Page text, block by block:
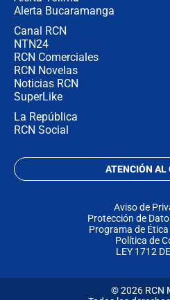
Alerta Bucaramanga
Canal RCN
NTN24
RCN Comerciales
RCN Novelas
Noticias RCN
SuperLike
La República
RCN Social
ATENCIÓN AL
Aviso de
Protección de
Programa de Ética
Política de
LEY 1712
© 2026 RCN